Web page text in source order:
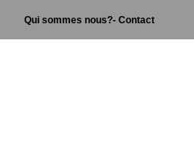
Qui sommes nous?- Contact